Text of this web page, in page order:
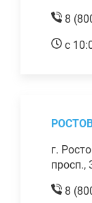
8
с
г.
просп.,
8